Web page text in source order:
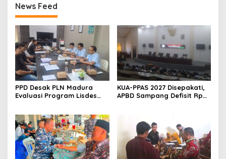
News Feed
PPD Desak PLN Madura
Evaluasi Program Lisdes
KUA-PPAS 2027 Disepakati,
APBD Sampang Defisit Rp